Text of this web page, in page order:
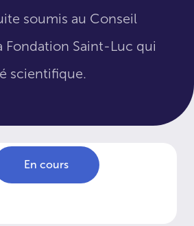
soumis au Conseil
Fondation Saint-Luc qui
scientifique.
En cours